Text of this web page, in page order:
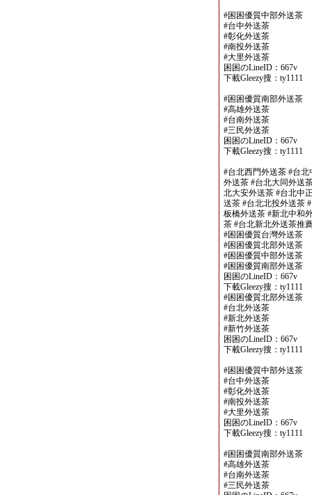
#困困優質中部外送茶
#台中外送茶
#彰化外送茶
#南投外送茶
#大里外送茶
困困のLineID：667v
下載Gleezy搜：ty1111
#困困優質南部外送茶
#高雄外送茶
#台南外送茶
#三民外送茶
困困のLineID：667v
下載Gleezy搜：ty1111
#台北西門外送茶 #台
外送茶 #台北大同外送
北大安外送茶 #台北中
送茶 #台北北投外送茶
板橋外送茶 #新北中和
茶 #台北新北外送茶推
#困困優質台灣外送茶
#困困優質北部外送茶
#困困優質中部外送茶
#困困優質南部外送茶
困困のLineID：667v
下載Gleezy搜：ty1111
#困困優質北部外送茶
#台北外送茶
#新北外送茶
#新竹外送茶
困困のLineID：667v
下載Gleezy搜：ty1111
#困困優質中部外送茶
#台中外送茶
#彰化外送茶
#南投外送茶
#大里外送茶
困困のLineID：667v
下載Gleezy搜：ty1111
#困困優質南部外送茶
#高雄外送茶
#台南外送茶
#三民外送茶